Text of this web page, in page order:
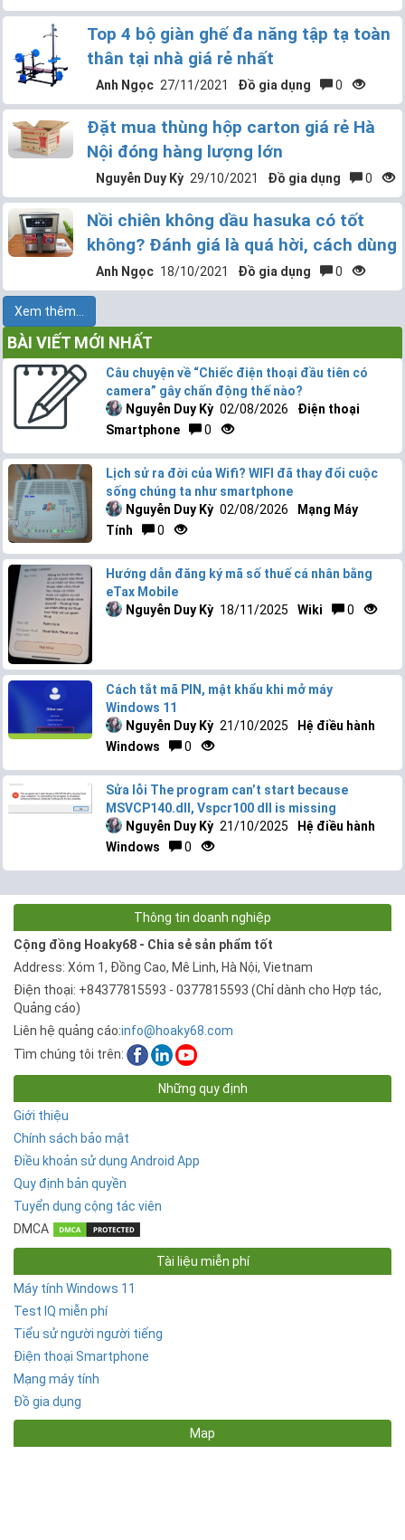
Top 4 bộ giàn ghế đa năng tập tạ toàn
thân tại nhà giá rẻ nhất
Anh Ngọc 27/11/2021 Đồ gia dụng 0
Đặt mua thùng hộp carton giá rẻ Hà
Nội đóng hàng lượng lớn
Nguyễn Duy Kỳ 29/10/2021 Đồ gia dụng 0
Nồi chiên không dầu hasuka có tốt
không? Đánh giá là quá hời, cách dùng
Anh Ngọc 18/10/2021 Đồ gia dụng 0
Xem thêm...
BÀI VIẾT MỚI NHẤT
Câu chuyện về “Chiếc điện thoại đầu tiên có
camera” gây chấn động thế nào?
Nguyễn Duy Kỳ 02/08/2026
Điện thoại
Smartphone
0
Lịch sử ra đời của Wifi? WIFI đã thay đổi cuộc
sống chúng ta như smartphone
Nguyễn Duy Kỳ 02/08/2026
Mạng Máy
Tính
0
Hướng dẫn đăng ký mã số thuế cá nhân bằng
eTax Mobile
Nguyễn Duy Kỳ 18/11/2025 Wiki 0
Cách tắt mã PIN, mật khẩu khi mở máy
Windows 11
Nguyễn Duy Kỳ 21/10/2025
Hệ điều hành
Windows
0
Sửa lỗi The program can’t start because
MSVCP140.dll, Vspcr100 dll is missing
Nguyễn Duy Kỳ 21/10/2025
Hệ điều hành
Windows
0
Thông tin doanh nghiệp
Cộng đồng Hoaky68 - Chia sẻ sản phẩm tốt
Address: Xóm 1, Đồng Cao, Mê Linh, Hà Nội, Vietnam
Điện thoại: +84377815593 - 0377815593 (Chỉ dành cho Hợp tác,
Quảng cáo)
Liên hệ quảng cáo:info@hoaky68.com
Tìm chúng tôi trên:
Những quy định
Giới thiệu
Chính sách bảo mật
Điều khoản sử dụng Android App
Quy định bản quyền
Tuyển dụng cộng tác viên
DMCA
Tài liệu miễn phí
Máy tính Windows 11
Test IQ miễn phí
Tiểu sử người người tiếng
Điện thoại Smartphone
Mạng máy tính
Đồ gia dụng
Map